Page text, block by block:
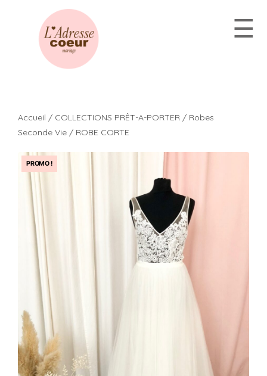
☰
Accueil / COLLECTIONS PRÊT-A-PORTER / Robes
Seconde Vie / ROBE CORTE
PROMO !